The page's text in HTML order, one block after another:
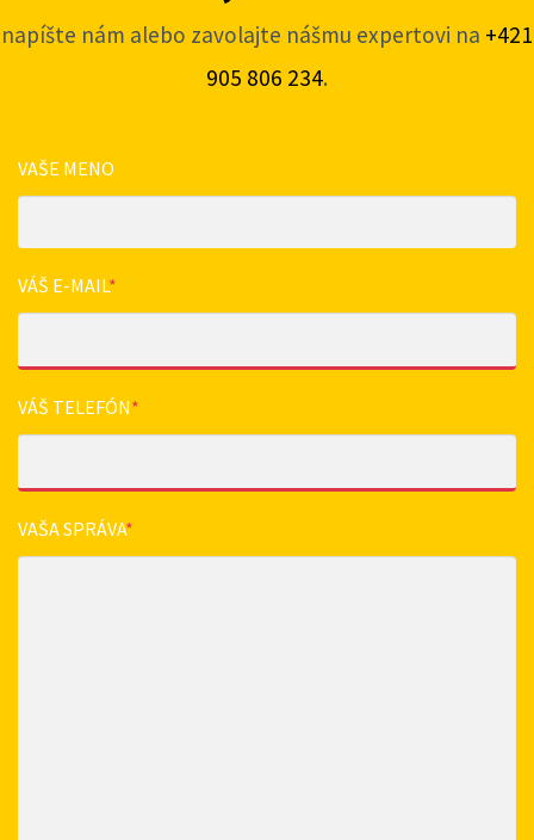
napíšte nám alebo zavolajte nášmu expertovi na +421
905 806 234.
VAŠE MENO
VÁŠ E-MAIL*
VÁŠ TELEFÓN*
VAŠA SPRÁVA*